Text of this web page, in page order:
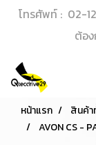
โทรศัพท์ : 02-
ต้อ
หน้าแรก สินค้
AVON CS -